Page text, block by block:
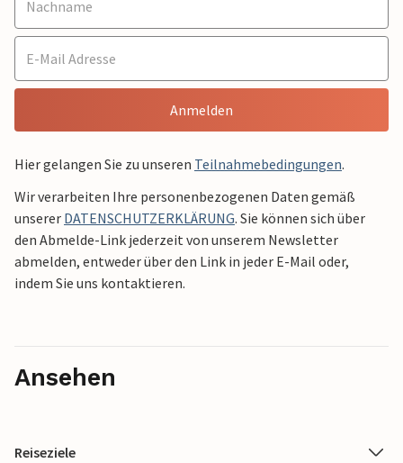
Anmelden
Hier gelangen Sie zu unseren Teilnahmebedingungen.
Wir verarbeiten Ihre personenbezogenen Daten gemäß
unserer DATENSCHUTZERKLÄRUNG. Sie können sich über
den Abmelde-Link jederzeit von unserem Newsletter
abmelden, entweder über den Link in jeder E-Mail oder,
indem Sie uns kontaktieren.
Ansehen
Reiseziele